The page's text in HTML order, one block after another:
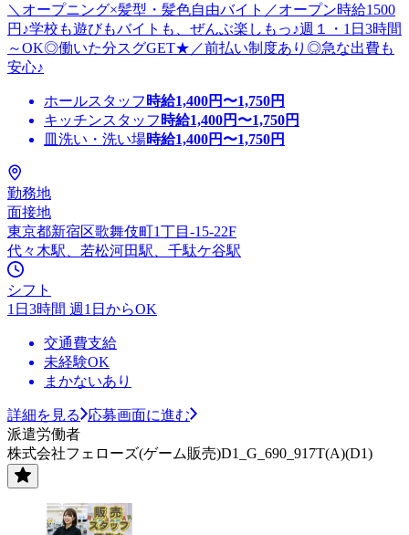
＼オープニング×髪型・髪色自由バイト／オープン時給1500
円♪学校も遊びもバイトも、ぜんぶ楽しもっ♪週１・1日3時間
～OK◎働いた分スグGET★／前払い制度あり◎急な出費も
安心♪
ホールスタッフ 時給1,400円〜1,750円
キッチンスタッフ 時給1,400円〜1,750円
皿洗い・洗い場時給1,400円〜1,750円
勤務地
面接地
東京都新宿区歌舞伎町1丁目-15-22F
代々木駅、若松河田駅、千駄ケ谷駅
シフト
1日3時間 週1日からOK
交通費支給
未経験OK
まかないあり
詳細を見る
応募画面に進む
派遣労働者
株式会社フェローズ(ゲーム販売)D1_G_690_917T(A)(D1)